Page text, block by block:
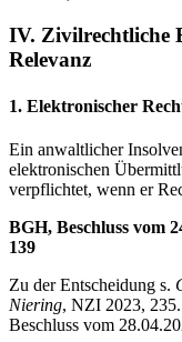
IV. Zivilrechtliche
Relevanz
1. Elektronischer
Ein anwaltlicher
elektronischen
verpflichtet, wenn er
BGH, Beschluss vom
139
Zu der Entscheidung s.
Niering, NZI 2023,
Beschluss vom